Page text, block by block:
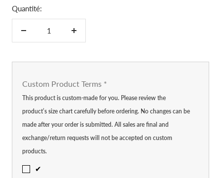
Quantité:
Réduire
quantité
Augmenter
quantité
Custom Product Terms *
This product is custom-made for you. Please review the
product’s size chart carefully before ordering. No changes can be
made after your order is submitted. All sales are final and
exchange/return requests will not be accepted on custom
products.
✔